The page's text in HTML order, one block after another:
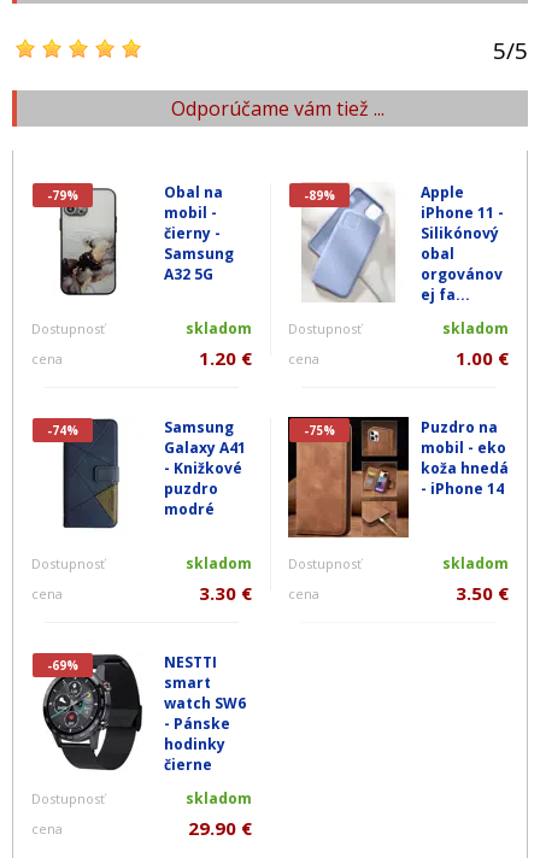
5/5
Odporúčame vám tiež ...
-79%
Obal na
mobil -
čierny -
Samsung
A32 5G
Dostupnosť skladom
cena 1.20 €
-89%
Apple
iPhone 11 -
Silikónový
obal
orgovánov
ej fa...
Dostupnosť skladom
cena 1.00 €
-74%
Samsung
Galaxy A41
- Knižkové
puzdro
modré
Dostupnosť skladom
cena 3.30 €
-75%
Puzdro na
mobil - eko
koža hnedá
- iPhone 14
Dostupnosť skladom
cena 3.50 €
-69%
NESTTI
smart
watch SW6
- Pánske
hodinky
čierne
Dostupnosť skladom
cena 29.90 €